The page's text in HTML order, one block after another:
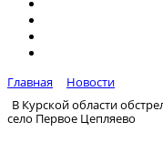
Главная
Новости
В Курской области
село Первое Цепляево